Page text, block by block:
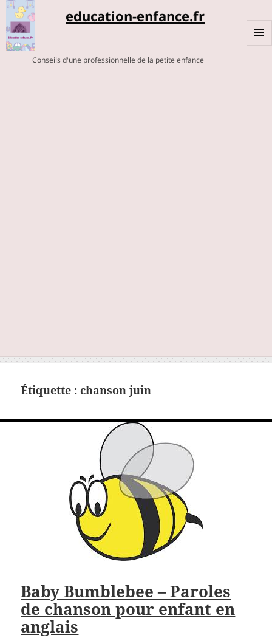
education-enfance.fr
Conseils d'une professionnelle de la petite enfance
Étiquette :chanson juin
Baby Bumblebee – Paroles
de chanson pour enfant en
anglais